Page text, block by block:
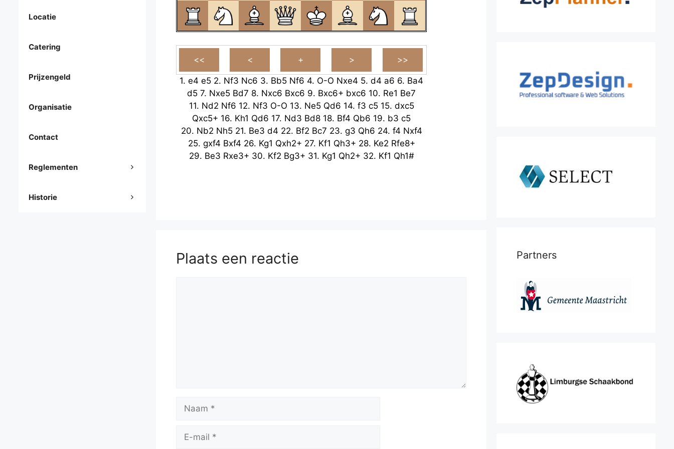
1. e4 e5 2. Nf3 Nc6 3. Bb5 Nf6 4. O-O Nxe4 5. d4 a6 6. Ba4
d5 7. Nxe5 Bd7 8. Nxc6 Bxc6 9. Bxc6+ bxc6 10. Re1 Be7
11. Nd2 Nf6 12. Nf3 O-O 13. Ne5 Qd6 14. f3 c5 15. dxc5
Qxc5+ 16. Kh1 Qd6 17. Nd3 Bd8 18. Bf4 Qb6 19. b3 c5
20. Nb2 Nh5 21. Be3 d4 22. Bf2 Bc7 23. g3 Qh6 24. f4 Nxf4
25. gxf4 Bxf4 26. Kg1 Qxh2+ 27. Kf1 Qh3+ 28. Ke2 Rfe8+
29. Be3 Rxe3+ 30. Kf2 Bg3+ 31. Kg1 Qh2+ 32. Kf1 Qh1#
Plaats een reactie
mail
Locatie
Catering
Prijzengeld
Organisatie
Contact
Reglementen
Historie
Partners